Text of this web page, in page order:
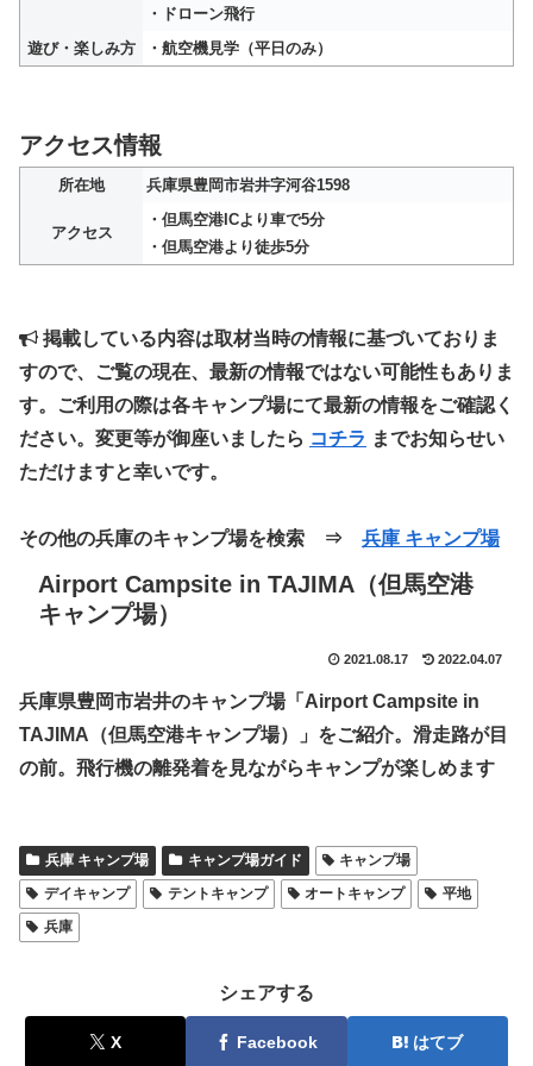
・ドローン飛行
遊び・楽しみ方
・航空機見学（平日のみ）
アクセス情報
所在地 兵庫県豊岡市岩井字河谷1598
アクセス
・但馬空港ICより車で5分
・但馬空港より徒歩5分
掲載している内容は取材当時の情報に基づいておりま
すので、ご覧の現在、最新の情報ではない可能性もありま
す。ご利用の際は各キャンプ場にて最新の情報をご確認く
ださい。変更等が御座いましたら コチラ までお知らせい
ただけますと幸いです。
その他の兵庫のキャンプ場を検索 ⇒ 兵庫 キャンプ場
Airport Campsite in TAJIMA（但馬空港
キャンプ場）
2021.08.17 2022.04.07
兵庫県豊岡市岩井のキャンプ場「Airport Campsite in
TAJIMA（但馬空港キャンプ場）」をご紹介。滑走路が目
の前。飛行機の離発着を見ながらキャンプが楽しめます
兵庫 キャンプ場 キャンプ場ガイド
キャンプ場
デイキャンプ
テントキャンプ オートキャンプ
平地
兵庫
シェアする
X Facebook はてブ